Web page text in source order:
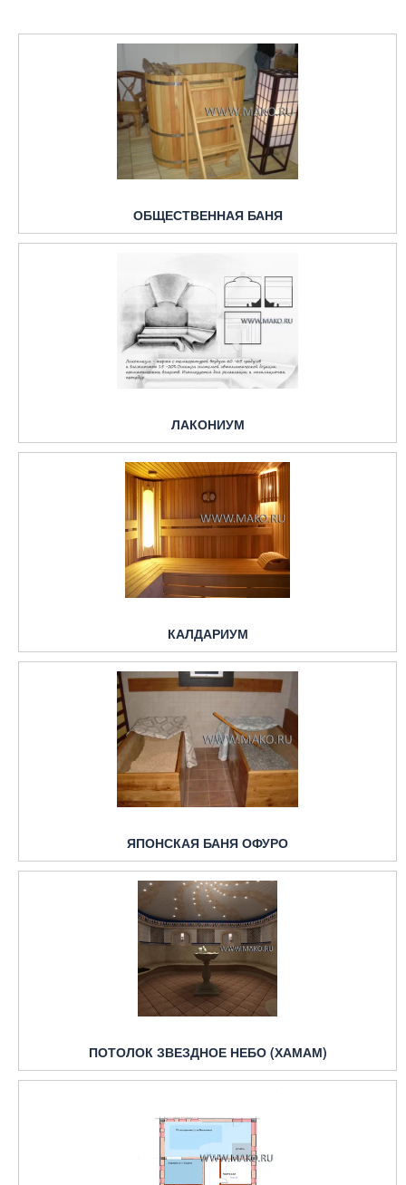
ОБЩЕСТВЕННАЯ БАНЯ
ЛАКОНИУМ
КАЛДАРИУМ
ЯПОНСКАЯ БАНЯ ОФУРО
ПОТОЛОК ЗВЕЗДНОЕ НЕБО (ХАМАМ)